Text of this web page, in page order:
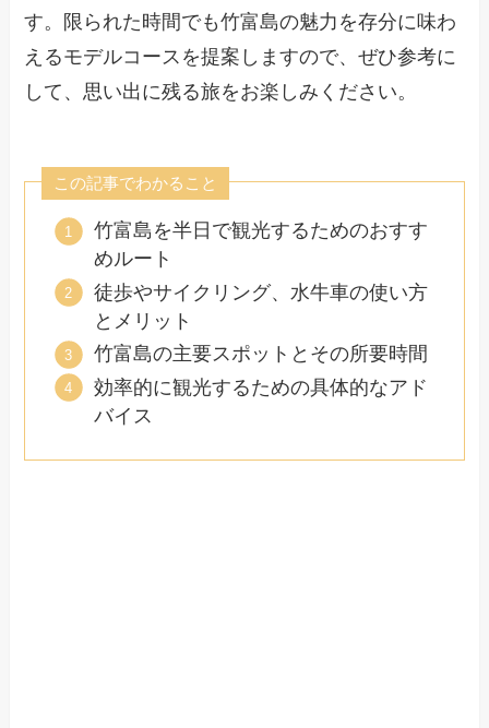
す。限られた時間でも竹富島の魅力を存分に味わ
えるモデルコースを提案しますので、ぜひ参考に
して、思い出に残る旅をお楽しみください。
この記事でわかること
竹富島を半日で観光するためのおすす
めルート
徒歩やサイクリング、水牛車の使い方
とメリット
竹富島の主要スポットとその所要時間
効率的に観光するための具体的なアド
バイス